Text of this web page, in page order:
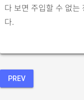
다 보면 주입할 수 없는
다.
PREV